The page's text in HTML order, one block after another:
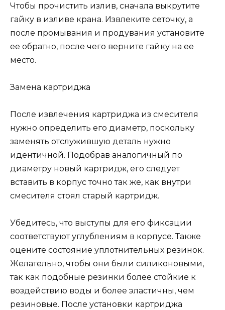
Чтобы прочистить излив, сначала выкрутите
гайку в изливе крана. Извлеките сеточку, а
после промывания и продувания установите
ее обратно, после чего верните гайку на ее
место.
Замена картриджа
После извлечения картриджа из смесителя
нужно определить его диаметр, поскольку
заменять отслужившую деталь нужно
идентичной. Подобрав аналогичный по
диаметру новый картридж, его следует
вставить в корпус точно так же, как внутри
смесителя стоял старый картридж.
Убедитесь, что выступы для его фиксации
соответствуют углублениям в корпусе. Также
оцените состояние уплотнительных резинок.
Желательно, чтобы они были силиконовыми,
так как подобные резинки более стойкие к
воздействию воды и более эластичны, чем
резиновые. После установки картриджа